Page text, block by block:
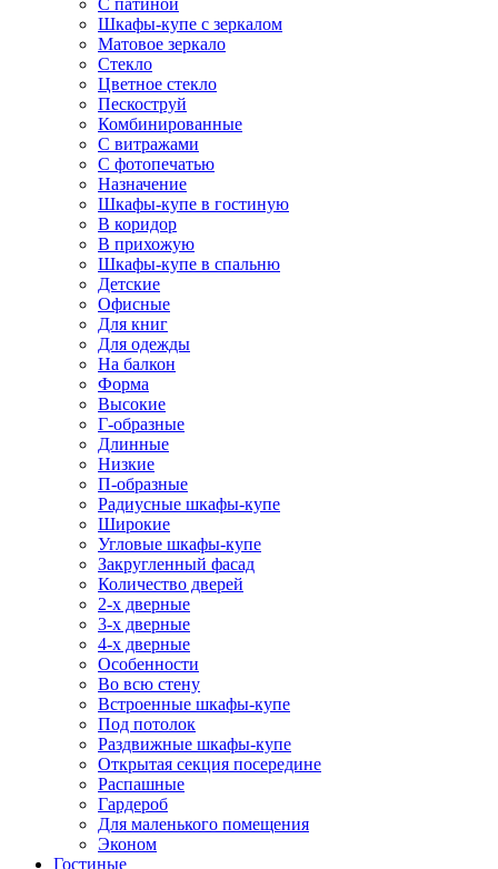
С патиной
Шкафы-купе с зеркалом
Матовое зеркало
Стекло
Цветное стекло
Пескоструй
Комбинированные
С витражами
С фотопечатью
Назначение
Шкафы-купе в гостиную
В коридор
В прихожую
Шкафы-купе в спальню
Детские
Офисные
Для книг
Для одежды
На балкон
Форма
Высокие
Г-образные
Длинные
Низкие
П-образные
Радиусные шкафы-купе
Широкие
Угловые шкафы-купе
Закругленный фасад
Количество дверей
2-х дверные
3-х дверные
4-х дверные
Особенности
Во всю стену
Встроенные шкафы-купе
Под потолок
Раздвижные шкафы-купе
Открытая секция посередине
Распашные
Гардероб
Для маленького помещения
Эконом
Гостиные